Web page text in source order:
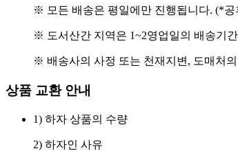
※ 모든 배송은 평일에만 진행됩니다. (*
※ 도서산간 지역은 1~2영업일의 배송기
※ 배송사의 사정 또는 천재지변, 도매처
상품 교환 안내
1) 하자 상품의 수량
2) 하자인 사유